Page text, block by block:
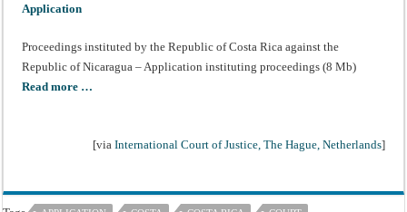
Application
Proceedings instituted by the Republic of Costa Rica against the
Republic of Nicaragua – Application instituting proceedings (8 Mb)
Read more …
[via International Court of Justice, The Hague, Netherlands]